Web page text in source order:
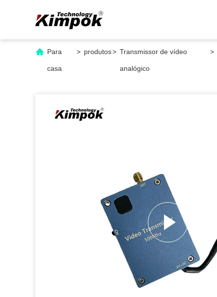
Para
casa
> produtos> Transmissor de vídeo
analógico
>